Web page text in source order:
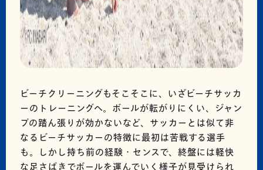
ビーチクリーニングもそこそこに、いざビーチサッカ
ーのトレーニングへ。ボールが転がりにくい、ジャン
プの踏ん張りが効かないなど、サッカーとは似て非
なるビーチサッカーの特徴に最初は苦戦する選手
も。しかし持ち前の経験・センスで、終盤には軽快